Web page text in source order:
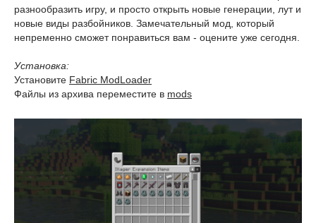
разнообразить игру, и просто открыть новые генерации, лут и
новые виды разбойников. Замечательный мод, который
непременно сможет понравиться вам - оцените уже сегодня.
Установка:
Установите Fabric ModLoader
Файлы из архива переместите в mods